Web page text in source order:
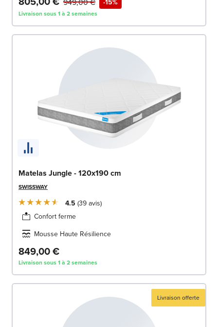
Livraison sous 1 à 2 semaines
Matelas Jungle - 120x190 cm
SWISSWAY
4.5 39 avis
Confort ferme
Mousse Haute Résilience
849,00 €
Livraison sous 1 à 2 semaines
Livraison offerte